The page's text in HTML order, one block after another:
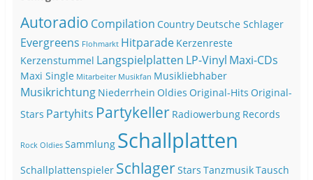
Autoradio Compilation Country Deutsche Schlager
Evergreens Flohmarkt Hitparade Kerzenreste
Kerzenstummel Langspielplatten LP-Vinyl Maxi-CDs
Maxi Single Mitarbeiter Musikfan Musikliebhaber
Musikrichtung Niederrhein Oldies Original-Hits Original-
Stars Partyhits Partykeller Radiowerbung Records
Rock Oldies Sammlung Schallplatten
Schallplattenspieler SchlagerStars TanzmusikTausch